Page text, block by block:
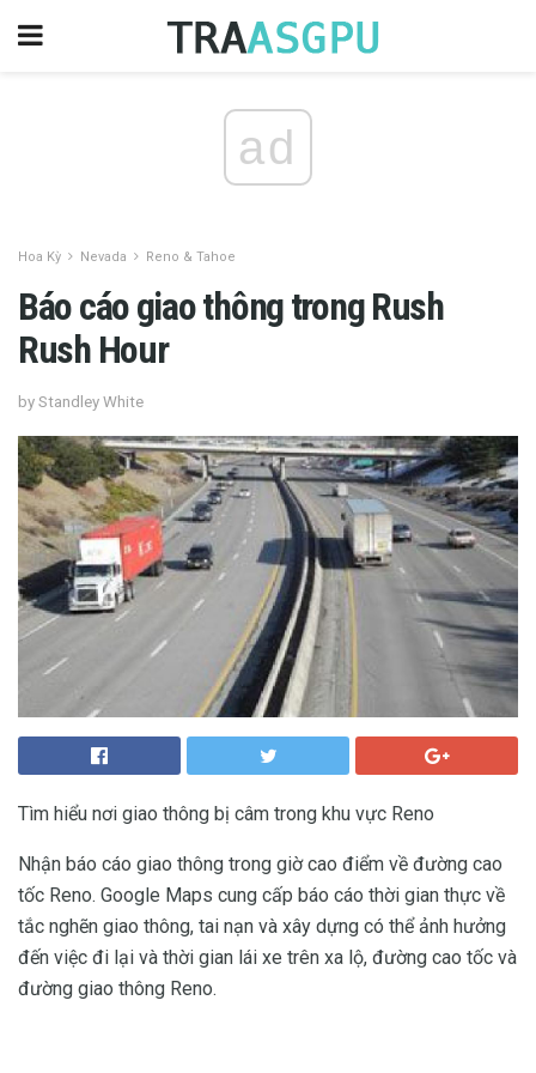
ad
Hoa Kỳ Nevada Reno & Tahoe
Báo cáo giao thông trong Rush
Rush Hour
by Standley White
Tìm hiểu nơi giao thông bị câm trong khu vực Reno
Nhận báo cáo giao thông trong giờ cao điểm về đường cao
tốc Reno. Google Maps cung cấp báo cáo thời gian thực về
tắc nghẽn giao thông, tai nạn và xây dựng có thể ảnh hưởng
đến việc đi lại và thời gian lái xe trên xa lộ, đường cao tốc và
đường giao thông Reno.